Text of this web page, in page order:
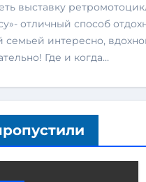
отличный способ
семьей интересно,
Где и когда…